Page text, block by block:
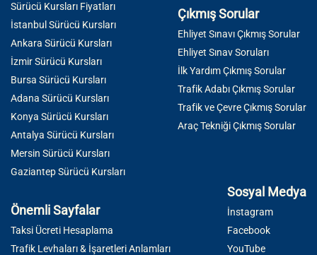
Sürücü Kursları Fiyatları
İstanbul Sürücü Kursları
Ankara Sürücü Kursları
İzmir Sürücü Kursları
Bursa Sürücü Kursları
Adana Sürücü Kursları
Konya Sürücü Kursları
Antalya Sürücü Kursları
Mersin Sürücü Kursları
Gaziantep Sürücü Kursları
Çıkmış Sorular
Ehliyet Sınavı Çıkmış Sorular
Ehliyet Sınav Soruları
İlk Yardım Çıkmış Sorular
Trafik Adabı Çıkmış Sorular
Trafik ve Çevre Çıkmış Sorular
Araç Tekniği Çıkmış Sorular
Önemli Sayfalar
Taksi Ücreti Hesaplama
Trafik Levhaları & İşaretleri Anlamları
Sosyal Medya
İnstagram
Facebook
YouTube